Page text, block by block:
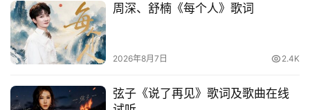
常
用
贺
登录
周深、舒楠《每个人》歌词
2026年8月7日 2.4K
弦子《说了再见》歌词及歌曲在线